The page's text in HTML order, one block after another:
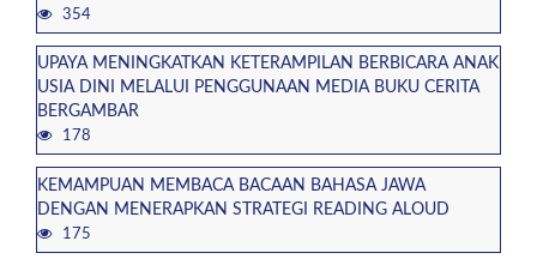
354
UPAYA MENINGKATKAN KETERAMPILAN BERBICARA ANAK
USIA DINI MELALUI PENGGUNAAN MEDIA BUKU CERITA
BERGAMBAR
178
KEMAMPUAN MEMBACA BACAAN BAHASA JAWA
DENGAN MENERAPKAN STRATEGI READING ALOUD
175